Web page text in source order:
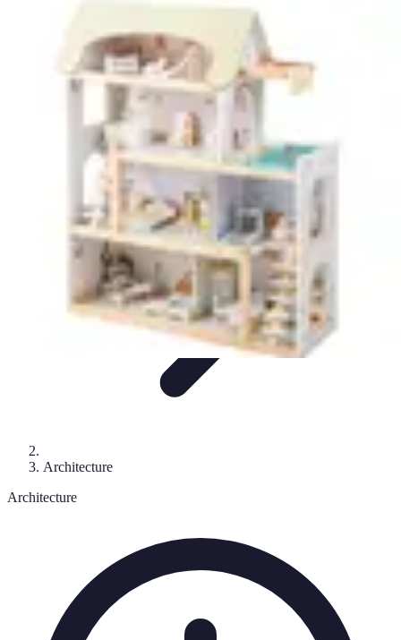
Inspiration de VoyageVilles à découvrir
Voyages
Voyages et Découvertes Découverte des villes
Belles Villes Monde
Architecture
Architecture